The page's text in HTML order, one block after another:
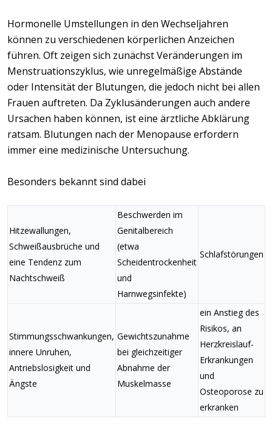
Hormonelle Umstellungen in den Wechseljahren
können zu verschiedenen körperlichen Anzeichen
führen. Oft zeigen sich zunächst Veränderungen im
Menstruationszyklus, wie unregelmäßige Abstände
oder Intensität der Blutungen, die jedoch nicht bei allen
Frauen auftreten. Da Zyklusänderungen auch andere
Ursachen haben können, ist eine ärztliche Abklärung
ratsam. Blutungen nach der Menopause erfordern
immer eine medizinische Untersuchung.
Besonders bekannt sind dabei
Hitzewallungen,
Schweißausbrüche und
eine Tendenz zum
Nachtschweiß
Beschwerden im
Genitalbereich
(etwa
Scheidentrockenheit
und
Harnwegsinfekte)
Schlafstörungen
Stimmungsschwankungen,
innere Unruhen,
Antriebslosigkeit und
Ängste
Gewichtszunahme
bei gleichzeitiger
Abnahme der
Muskelmasse
ein Anstieg des
Risikos, an
Herzkreislauf-
Erkrankungen
und
Osteoporose zu
erkranken